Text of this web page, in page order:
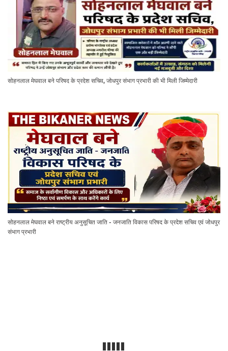
सोहनलाल मेघवाल बने परिषद के प्रदेश सचिव, जोधपुर संभाग प्रभारी की भी मिली जिम्मेदारी
सोहनलाल मेघवाल बने राष्ट्रीय अनुसूचित जाति - जनजाति विकास परिषद के प्रदेश सचिव एवं जोधपुर
संभाग प्रभारी